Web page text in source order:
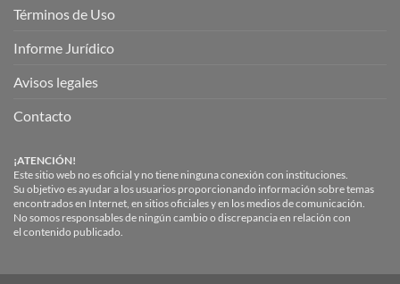
Términos de Uso
Informe Jurídico
Avisos legales
Contacto
¡ATENCIÓN!
Este sitio web no es oficial y no tiene ninguna conexión con instituciones.
Su objetivo es ayudar a los usuarios proporcionando información sobre temas
encontrados en Internet, en sitios oficiales y en los medios de comunicación.
No somos responsables de ningún cambio o discrepancia en relación con
el contenido publicado.